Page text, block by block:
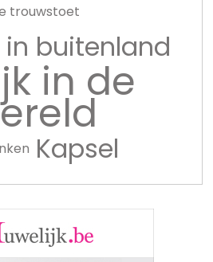
trouwstoet
in buitenland
in de
Kapsel